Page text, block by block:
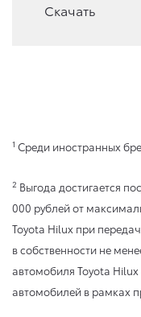
Скачать
1 Среди иностранных
2 Выгода достигается
000 рублей от
Toyota Hilux при
в собственности не
автомобиля Toyota
автомобилей в рамках